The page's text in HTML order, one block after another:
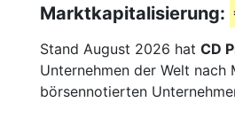
Marktkapitalisierung:
Stand August 2026 hat CD
Unternehmen der Welt
börsennotierten